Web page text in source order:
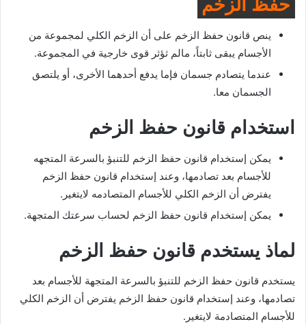
حفظ الزخم
ينص قانون حفظ الزخم على أن الزخم الكلي لمجموعة من
الأجسام يبقى ثابتاً، مالم ثؤثر قوى خارجية في المجموعة.
عندما يتصادم جسمان فإما يدفع أحدهما الأخرى، أو يلتصق
الجسمان معا.
استخدام قانون حفظ الزخم
يمكن إستخدام قانون حفظ الزخم للتنبؤ بالسرعة المتجهه
للأجسام بعد تصادمها، وعند إستخدام قانون حفظ الزخم
يفترض أن الزخم الكلي للأجسام المتصادمه لايتغير.
يمكن إستخدام قانون حفظ الزخم لحساب سرعتك المتجهة.
لماذ يستخدم قانون حفظ الزخم
يستخدم قانون حفظ الزخم للتنبؤ بالسرعة المتجهة للأجسام بعد
تصادمها، وعند إستخدام قانون حفظ الزخم يفترض أن الزخم الكلي
للأجسام المتصادمة لايتغير.